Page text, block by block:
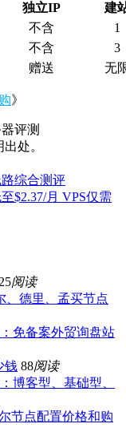
独立IP
建
不含
1
不含
3
赠送 无
》
评测
处。
综合测评
$2.37/月 VPS仅需
25阅读
、德里、孟买节点
免备案外贸询盘站
钱 88阅读
博客型、基础型、
节点配置价格和购